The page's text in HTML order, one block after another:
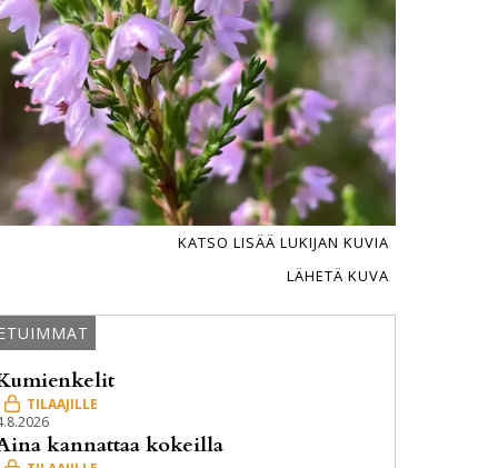
KATSO LISÄÄ LUKIJAN KUVIA
LÄHETÄ KUVA
kannattaa kokeilla